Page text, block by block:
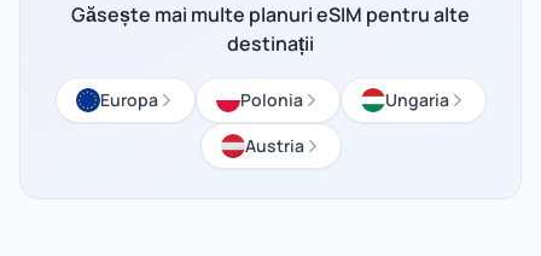
Găsește mai multe planuri eSIM pentru alte
destinații
Europa Polonia
Ungaria
Austria